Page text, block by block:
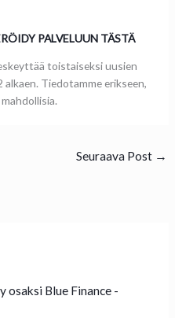
PALVELUUN TÄSTÄ
toistaiseksi uusien
Tiedotamme erikseen,
Seuraava Post →
Blue Finance -